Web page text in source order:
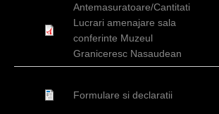
Antemasuratoare/Cantitati
Lucrari amenajare sala
conferinte Muzeul
Graniceresc Nasaudean
Formulare si declaratii